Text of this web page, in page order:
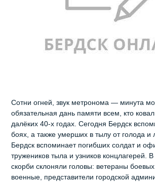
Сотни огней, звук метронома — минута
обязательная дань памяти всем, кто
далёких 40-х годах. Сегодня Бердск
боях, а также умерших в тылу от голода
Бердск вспоминает погибших солдат и
тружеников тыла и узников концлагерей.
скорби склоняли головы: ветераны боевых
военные, представители городской